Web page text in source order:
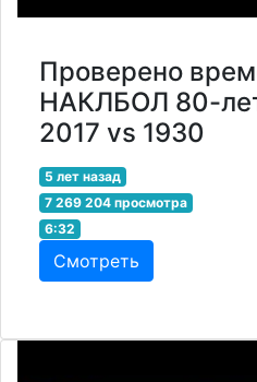
Проверено
НАКЛБОЛ 80-
2017 vs 1930
5 лет назад
7 269 204 просмотра
6:32
Смотреть